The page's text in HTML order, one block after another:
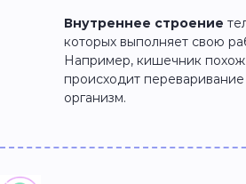
Внутреннее строение
которых выполняет свою
Например, кишечник похож
происходит
организм.